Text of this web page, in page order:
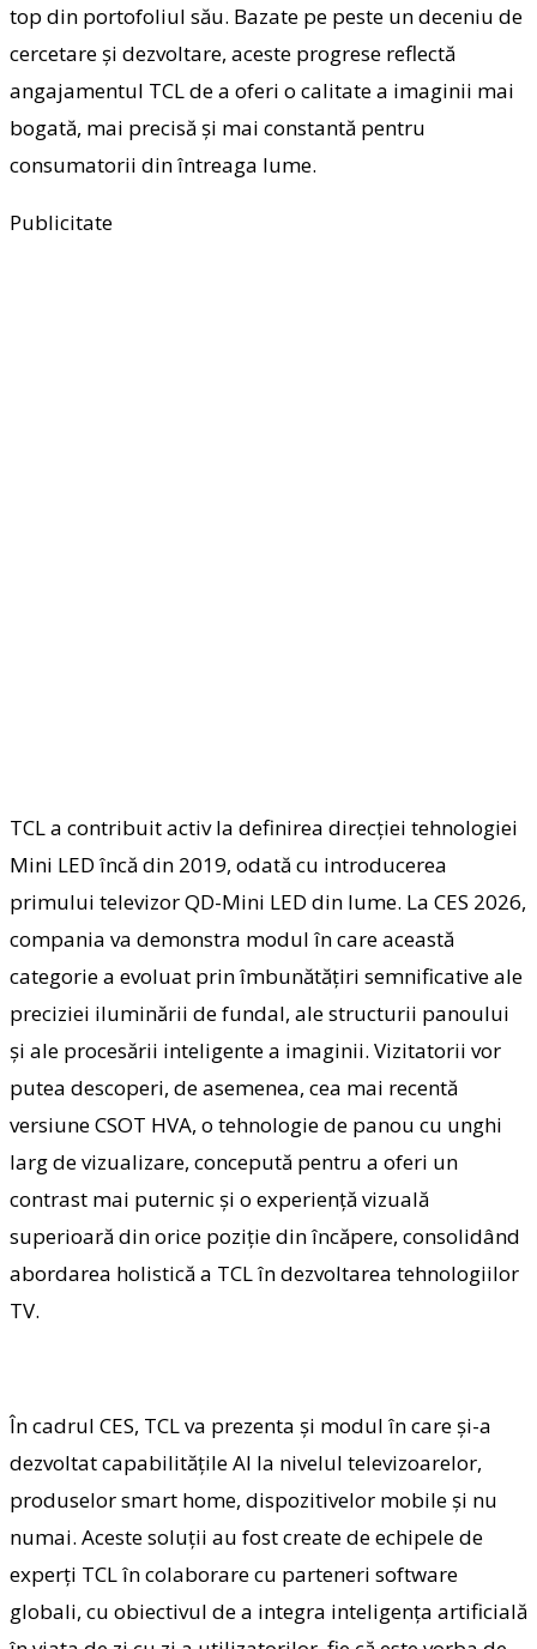
top din portofoliul său. Bazate pe peste un deceniu de
cercetare și dezvoltare, aceste progrese reflectă
angajamentul TCL de a oferi o calitate a imaginii mai
bogată, mai precisă și mai constantă pentru
consumatorii din întreaga lume.
Publicitate
TCL a contribuit activ la definirea direcției tehnologiei
Mini LED încă din 2019, odată cu introducerea
primului televizor QD-Mini LED din lume. La CES 2026,
compania va demonstra modul în care această
categorie a evoluat prin îmbunătățiri semnificative ale
preciziei iluminării de fundal, ale structurii panoului
și ale procesării inteligente a imaginii. Vizitatorii vor
putea descoperi, de asemenea, cea mai recentă
versiune CSOT HVA, o tehnologie de panou cu unghi
larg de vizualizare, concepută pentru a oferi un
contrast mai puternic și o experiență vizuală
superioară din orice poziție din încăpere, consolidând
abordarea holistică a TCL în dezvoltarea tehnologiilor
TV.
În cadrul CES, TCL va prezenta și modul în care și-a
dezvoltat capabilitățile AI la nivelul televizoarelor,
produselor smart home, dispozitivelor mobile și nu
numai. Aceste soluții au fost create de echipele de
experți TCL în colaborare cu parteneri software
globali, cu obiectivul de a integra inteligența artificială